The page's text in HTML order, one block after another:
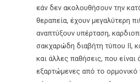
εάν δεν ακολουθήσουν την
θεραπεία, έχουν μεγαλύτερη
αναπτύξουν υπέρταση,
σακχαρώδη διαβήτη τύπου ΙΙ,
και άλλες παθήσεις, που είναι
εξαρτώμενες από το ορμονικό